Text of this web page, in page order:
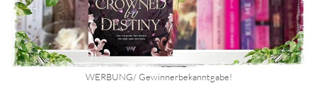
WERBUNG/ Gewinnerbekanntgabe!